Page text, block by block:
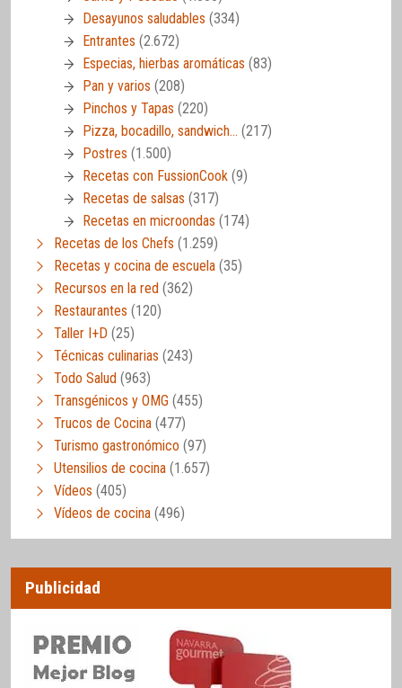
Desayunos saludables (334)
Entrantes (2.672)
Especias, hierbas aromáticas (83)
Pan y varios (208)
Pinchos y Tapas (220)
Pizza, bocadillo, sandwich… (217)
Postres (1.500)
Recetas con FussionCook (9)
Recetas de salsas (317)
Recetas en microondas (174)
Recetas de los Chefs (1.259)
Recetas y cocina de escuela (35)
Recursos en la red (362)
Restaurantes (120)
Taller I+D (25)
Técnicas culinarias (243)
Todo Salud (963)
Transgénicos y OMG (455)
Trucos de Cocina (477)
Turismo gastronómico (97)
Utensilios de cocina (1.657)
Vídeos (405)
Vídeos de cocina (496)
Publicidad